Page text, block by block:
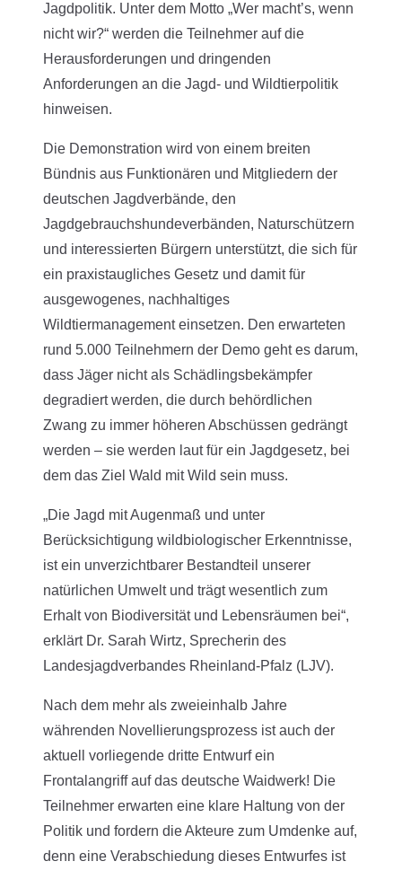
Jagdpolitik. Unter dem Motto „Wer macht’s, wenn
nicht wir?“ werden die Teilnehmer auf die
Herausforderungen und dringenden
Anforderungen an die Jagd- und Wildtierpolitik
hinweisen.
Die Demonstration wird von einem breiten
Bündnis aus Funktionären und Mitgliedern der
deutschen Jagdverbände, den
Jagdgebrauchshundeverbänden, Naturschützern
und interessierten Bürgern unterstützt, die sich für
ein praxistaugliches Gesetz und damit für
ausgewogenes, nachhaltiges
Wildtiermanagement einsetzen. Den erwarteten
rund 5.000 Teilnehmern der Demo geht es darum,
dass Jäger nicht als Schädlingsbekämpfer
degradiert werden, die durch behördlichen
Zwang zu immer höheren Abschüssen gedrängt
werden – sie werden laut für ein Jagdgesetz, bei
dem das Ziel Wald mit Wild sein muss.
„Die Jagd mit Augenmaß und unter
Berücksichtigung wildbiologischer Erkenntnisse,
ist ein unverzichtbarer Bestandteil unserer
natürlichen Umwelt und trägt wesentlich zum
Erhalt von Biodiversität und Lebensräumen bei“,
erklärt Dr. Sarah Wirtz, Sprecherin des
Landesjagdverbandes Rheinland-Pfalz (LJV).
Nach dem mehr als zweieinhalb Jahre
währenden Novellierungsprozess ist auch der
aktuell vorliegende dritte Entwurf ein
Frontalangriff auf das deutsche Waidwerk! Die
Teilnehmer erwarten eine klare Haltung von der
Politik und fordern die Akteure zum Umdenke auf,
denn eine Verabschiedung dieses Entwurfes ist